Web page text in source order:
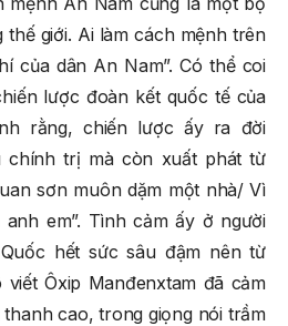
giới. Ai làm cách mệnh trên
của dân An Nam”. Có thể coi
lược đoàn kết quốc tế của
rằng, chiến lược ấy ra đời
chính trị mà còn xuất phát từ
sơn muôn dặm một nhà/ Vì
em”. Tình cảm ấy ở người
hết sức sâu đậm nên từ
Ôxip Manđenxtam đã cảm
thanh cao, trong giọng nói trầm